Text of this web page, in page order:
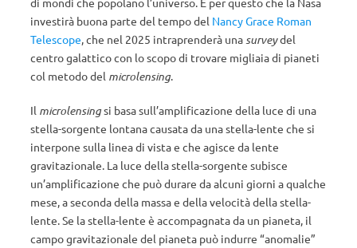
investirà buona parte del tempo del Nancy Grace Roman
Telescope, che nel 2025 intraprenderà unasurveydel
centro galattico con lo scopo di trovare migliaia di pianeti
col metodo del microlensing.
Il microlensingsi basa sull’amplificazione della luce di una
stella-sorgente lontana causata da una stella-lente che si
interpone sulla linea di vista e che agisce da lente
gravitazionale. La luce della stella-sorgente subisce
un’amplificazione che può durare da alcuni giorni a qualche
mese, a seconda della massa e della velocità della stella-
lente. Se la stella-lente è accompagnata da un pianeta, il
campo gravitazionale del pianeta può indurre “anomalie”